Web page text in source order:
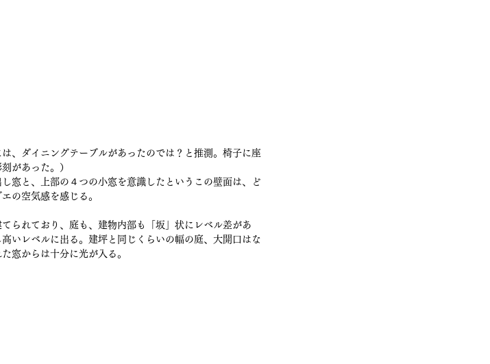
、ダイニングテーブルがあったのでは？と推測。椅子に座
があった。）
窓と、上部の４つの小窓を意識したというこの壁面は、ど
の空気感を感じる。
られており、庭も、建物内部も「坂」状にレベル差があ
いレベルに出る。建坪と同じくらいの幅の庭、大開口はな
窓からは十分に光が入る。